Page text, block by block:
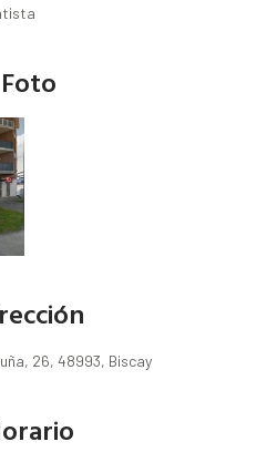
Foto
26, 48993, Biscay